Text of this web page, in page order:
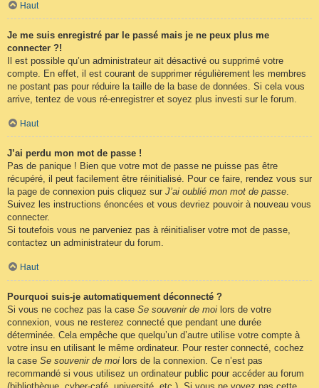
Haut
Je me suis enregistré par le passé mais je ne peux plus me
connecter ?!
Il est possible qu’un administrateur ait désactivé ou supprimé votre
compte. En effet, il est courant de supprimer régulièrement les membres
ne postant pas pour réduire la taille de la base de données. Si cela vous
arrive, tentez de vous ré-enregistrer et soyez plus investi sur le forum.
Haut
J’ai perdu mon mot de passe !
Pas de panique ! Bien que votre mot de passe ne puisse pas être
récupéré, il peut facilement être réinitialisé. Pour ce faire, rendez vous sur
la page de connexion puis cliquez sur J’ai oublié mon mot de passe.
Suivez les instructions énoncées et vous devriez pouvoir à nouveau vous
connecter.
Si toutefois vous ne parveniez pas à réinitialiser votre mot de passe,
contactez un administrateur du forum.
Haut
Pourquoi suis-je automatiquement déconnecté ?
Si vous ne cochez pas la case Se souvenir de moi lors de votre
connexion, vous ne resterez connecté que pendant une durée
déterminée. Cela empêche que quelqu’un d’autre utilise votre compte à
votre insu en utilisant le même ordinateur. Pour rester connecté, cochez
la case Se souvenir de moi lors de la connexion. Ce n’est pas
recommandé si vous utilisez un ordinateur public pour accéder au forum